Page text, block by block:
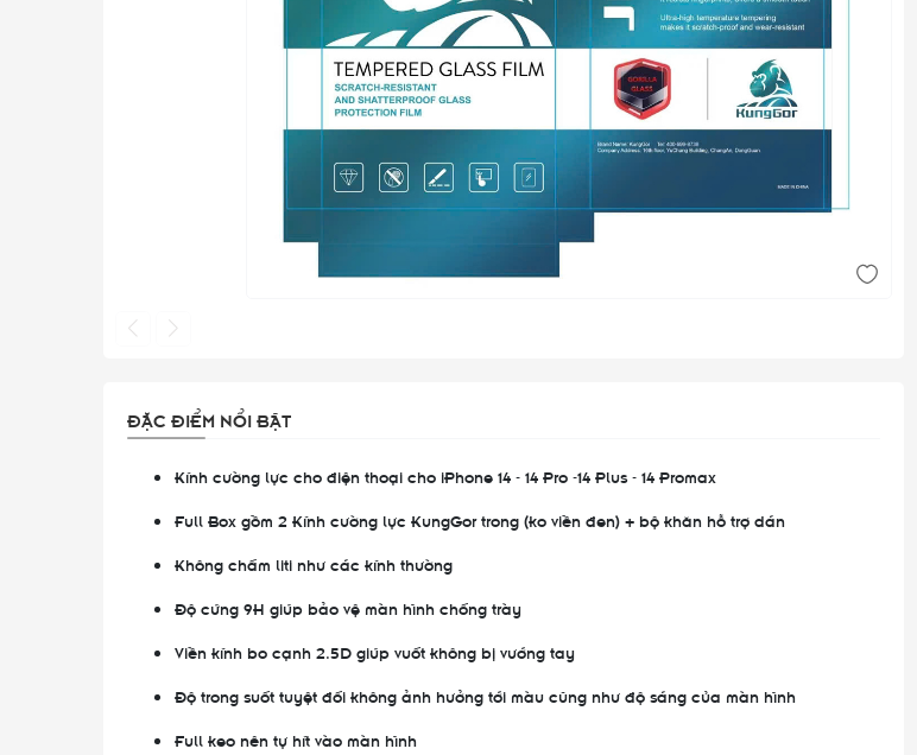
ĐẶC ĐIỂM NỔI BẬT
Kính cường lực cho điện thoại cho iPhone 14 - 14 Pro -14 Plus - 14 Promax
Full Box gồm 2 Kính cường lực KungGor trong (ko viền đen) + bộ khăn hỗ trợ dán
Không chấm liti như các kính thường
Độ cứng 9H giúp bảo vệ màn hình chống trày
Viền kính bo cạnh 2.5D giúp vuốt không bị vướng tay
Độ trong suốt tuyệt đối không ảnh hưởng tới màu cũng như độ sáng của màn hình
Full keo nên tự hít vào màn hình